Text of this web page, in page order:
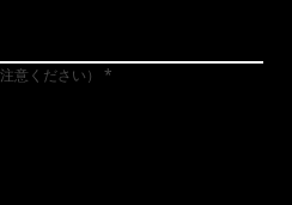
意ください）